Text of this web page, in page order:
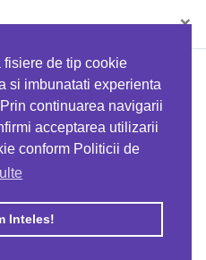
fisiere de tip cookie
si imbunatati experienta
continuarea navigarii
acceptarea utilizarii
conform Politicii de
Inteles!
S.R.L
×
folosind codul
acum